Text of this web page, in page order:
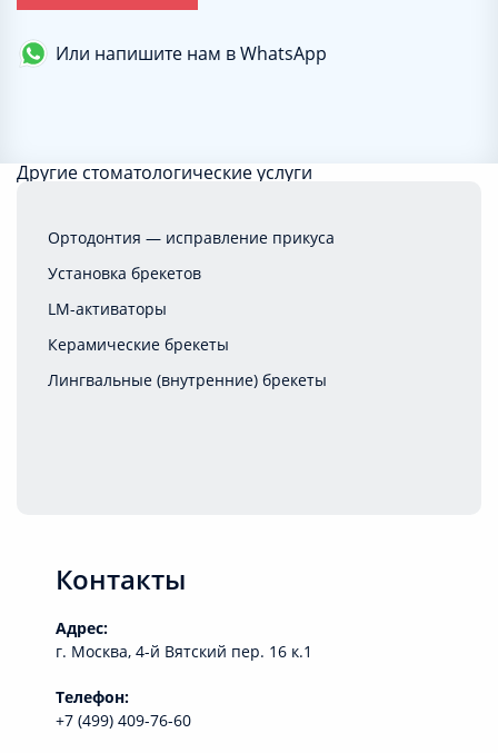
Или напишите нам в WhatsApp
Ваша заявка принята!
Другие стоматологические услуги
Ортодонтия — исправление прикуса
Установка брекетов
LM-активаторы
Керамические брекеты
Лингвальные (внутренние) брекеты
Контакты
Адрес:
г. Москва, 4-й Вятский пер. 16 к.1
Телефон:
+7 (499) 409-76-60